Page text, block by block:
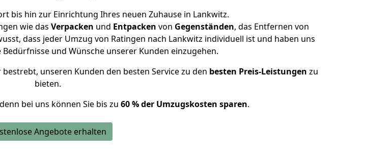
bis hin zur Einrichtung Ihres neuen Zuhause in Lankwitz.
wie das Verpacken und Entpacken von Gegenständen, das Entfernen von
dass jeder Umzug von Ratingen nach Lankwitz individuell ist und haben uns
und Wünsche unserer Kunden einzugehen.
unseren Kunden den besten Service zu den besten Preis-Leistungen zu
bieten.
bei uns können Sie bis zu 60 % der Umzugskosten sparen.
Angebote erhalten